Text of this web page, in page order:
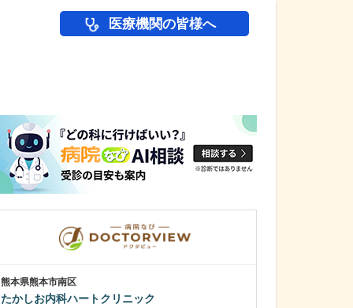
医療機関の皆様へ
熊本県熊本市南区
たかしお内科ハートクリニック